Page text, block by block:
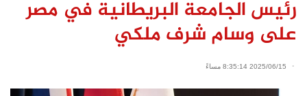
رئيس الجامعة البريطانية في مصر
على وسام شرف ملكي
2025/06/15 8:35:14 مساءً